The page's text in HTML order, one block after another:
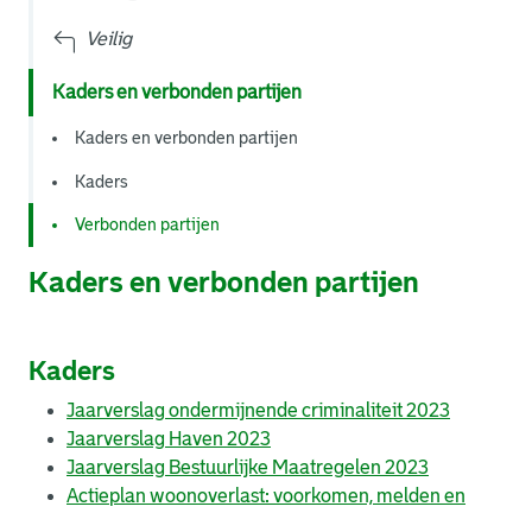
Veilig
Kaders en verbonden partijen
Kaders en verbonden partijen
Kaders
Verbonden partijen
Kaders en verbonden partijen
Kaders
Jaarverslag ondermijnende criminaliteit 2023
Jaarverslag Haven 2023
Jaarverslag Bestuurlijke Maatregelen 2023
Actieplan woonoverlast: voorkomen, melden en